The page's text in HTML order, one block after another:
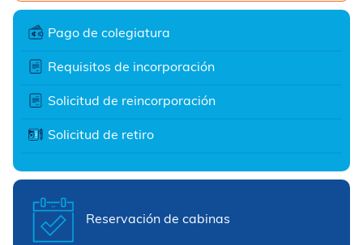
Pago de colegiatura
Requisitos de incorporación
Solicitud de reincorporación
Solicitud de retiro
Reservación de cabinas